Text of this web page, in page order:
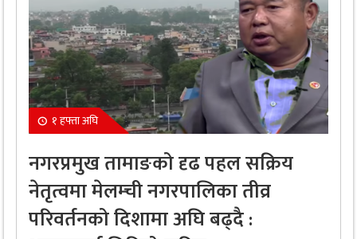
१ हफ्ता अघि
नगरप्रमुख तामाङको दृढ पहल सक्रिय
नेतृत्वमा मेलम्ची नगरपालिका तीव्र
परिवर्तनको दिशामा अघि बढ्दै :